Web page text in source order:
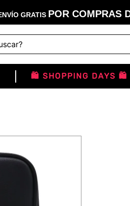
GRATIS POR COMPRAS
🛍️ SHOPPING DAYS 🛍️